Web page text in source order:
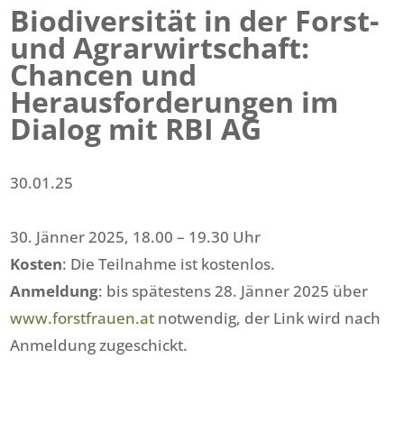
Biodiversität in der Forst-
und Agrarwirtschaft:
Chancen und
Herausforderungen im
Dialog mit RBI AG
30.01.25
30. Jänner 2025, 18.00 – 19.30 Uhr
Kosten: Die Teilnahme ist kostenlos.
Anmeldung: bis spätestens 28. Jänner 2025 über
www.forstfrauen.at notwendig, der Link wird nach
Anmeldung zugeschickt.